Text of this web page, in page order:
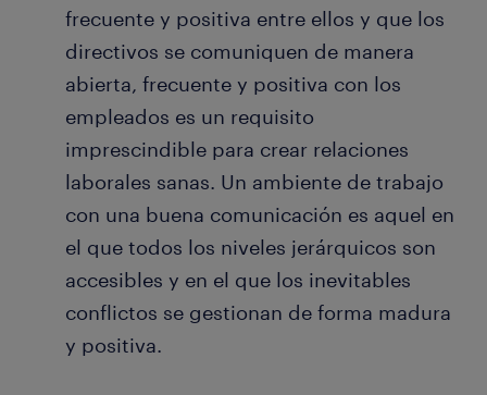
frecuente y positiva entre ellos y que los
directivos se comuniquen de manera
abierta, frecuente y positiva con los
empleados es un requisito
imprescindible para crear relaciones
laborales sanas. Un ambiente de trabajo
con una buena comunicación es aquel en
el que todos los niveles jerárquicos son
accesibles y en el que los inevitables
conflictos se gestionan de forma madura
y positiva.